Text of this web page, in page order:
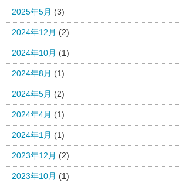
2025年5月 (3)
2024年12月 (2)
2024年10月 (1)
2024年8月 (1)
2024年5月 (2)
2024年4月 (1)
2024年1月 (1)
2023年12月 (2)
2023年10月 (1)